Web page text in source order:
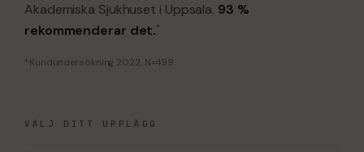
Akademiska Sjukhuset i Uppsala. 93 %
rekommenderar det.*
*Kundundersökning 2022, N=499.
VÄLJ DITT UPPLÄGG